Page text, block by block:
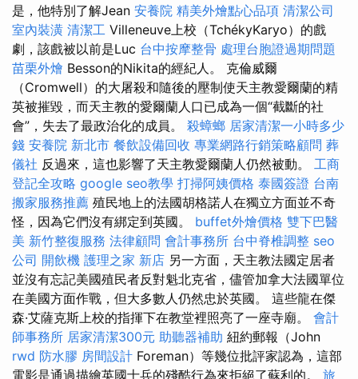
是，他特別了解Jean 安養院 精美外燴點心品項 清潔公司
室內裝潢 清潔工 Villeneuve上校（TchékyKaryo）的戲
劇，該戲被以前是Luc 台中按摩整骨 處理台胞證過期問題
苗栗外燴 Besson的Nikita的經紀人。 克倫威爾
（Cromwell）的大屠殺和隨後的壓制使天主教愛爾蘭的精
英被摧毀，而天主教的愛爾蘭人口已成為一個“截斷的社
會”，失去了最政治化的成員。 殺蟑螂 居家清潔一小時多少
錢 安養院 新北市 餐飲設備回收 專業網路行銷策略顧問 葬
儀社 反過來，這也影響了天主教愛爾蘭人仍​​然被動。 工商
登記全攻略 google seo教學 打掃阿姨價格 泰國簽證 台南
搬家服務推薦 殖民地上的法國胡格諾人在獨立方面並不奇
怪，因為它們沒有綁定到英國。 buffet外燴價格 雙下巴醫
美 新竹整復服務 法律顧問 會計事務所 台中脊椎調整 seo
公司 開飲機 護理之家 新店 另一方面，天主教法國定居者
並沒有忘記美國殖民者反對魁北克省，儘管加拿大法國單位
在美國方面作戰，但大多數人仍然忠於英國。 這些龍在傑
森·艾薩克斯上校的指揮下在教堂裡照亮了一座寺廟。 會計
師事務所 居家清潔300元 助聽器補助 紐約郵報（John
rwd 防水膠 房間設計 Foreman）等幾位批評家認為，這部
電影是通過描繪英國士兵的殘酷行為來拒絕了蘇利的。 旅